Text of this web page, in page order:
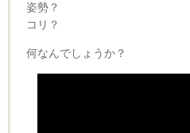
姿勢？
コリ？
何なんでしょうか？